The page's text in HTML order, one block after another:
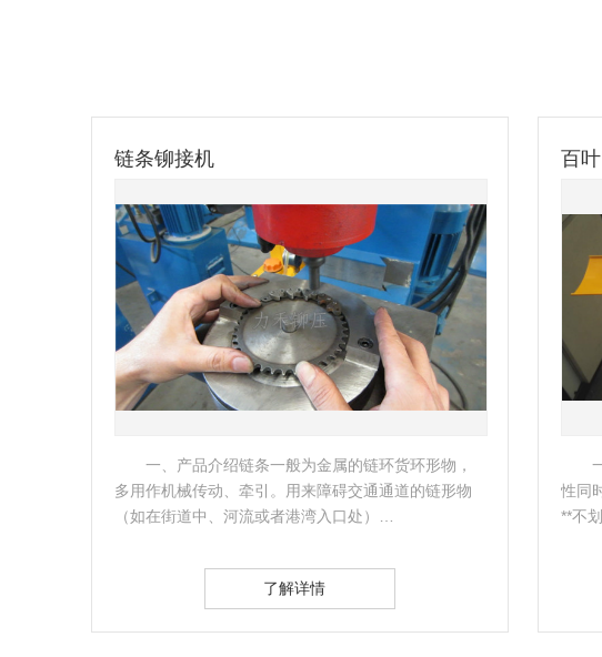
链条铆接机
一、产品介绍链条一般为金属的链环货环形物，
多用作机械传动、牵引。用来障碍交通通道的链形物
（如在街道中、河流或者港湾入口处）…
了解详情
百
性同
**不